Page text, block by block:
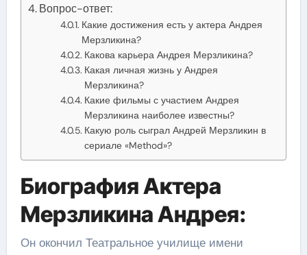
Вопрос-ответ:
Какие достижения есть у актера Андрея
Мерзликина?
Какова карьера Андрея Мерзликина?
Какая личная жизнь у Андрея
Мерзликина?
Какие фильмы с участием Андрея
Мерзликина наиболее известны?
Какую роль сыграл Андрей Мерзликин в
сериале «Method»?
Биография Актера
Мерзликина Андрея:
Он окончил Театральное училище имени